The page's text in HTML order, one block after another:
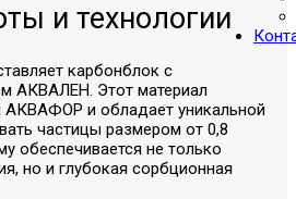
и технологии
карбонблок с
АКВАЛЕН. Этот материал
АКВАФОР и обладает уникальной
частицы размером от 0,8
обеспечивается не только
но и глубокая сорбционная